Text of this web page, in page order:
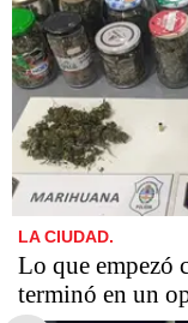
LA CIUDAD.
Lo que empezó
terminó en un